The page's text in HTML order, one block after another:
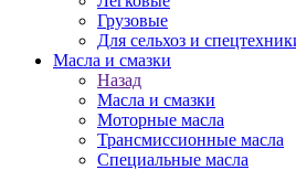
Грузовые
Для сельхоз и
Масла и смазки
Назад
Масла и смазки
Моторные масла
Трансмиссионные масла
Специальные масла